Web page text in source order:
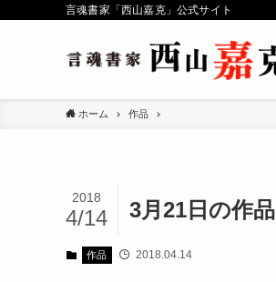
言魂書家「西山嘉克」公式サイト
ホーム 作品
3月21日の作品
2018
4/14
作品 2018.04.14